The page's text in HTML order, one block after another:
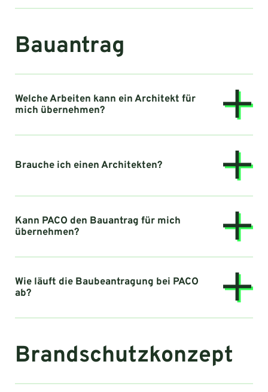
Bauantrag
Welche Arbeiten kann ein Architekt für
mich übernehmen?
Brauche ich einen Architekten?
Kann PACO den Bauantrag für mich
übernehmen?
Wie läuft die Baubeantragung bei PACO
ab?
Brandschutzkonzept